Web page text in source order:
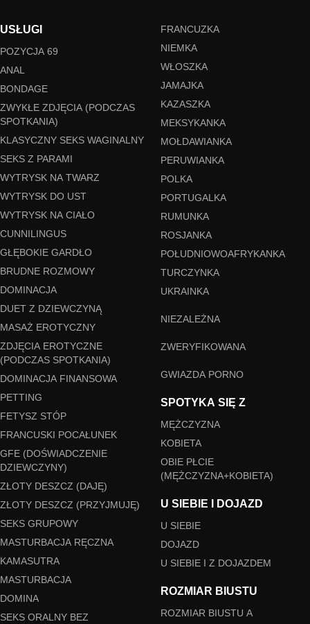
USŁUGI
POZYCJA 69
ANAL
BONDAGE
ZWYKŁE ZDJĘCIA (PODCZAS
SPOTKANIA)
KLASYCZNY SEKS WAGINALNY
SEKS Z PARAMI
WYTRYSK NA TWARZ
WYTRYSK DO UST
WYTRYSK NA CIAŁO
CUNNILINGUS
GŁĘBOKIE GARDŁO
BRUDNE ROZMOWY
DOMINACJA
DUET Z DZIEWCZYNĄ
MASAŻ EROTYCZNY
ZDJĘCIA EROTYCZNE
(PODCZAS SPOTKANIA)
DOMINACJA FINANSOWA
PETTING
FETYSZ STÓP
FRANCUSKI POCAŁUNEK
GFE (DOŚWIADCZENIE
DZIEWCZYNY)
ZŁOTY DESZCZ (DAJĘ)
ZŁOTY DESZCZ (PRZYJMUJĘ)
SEKS GRUPOWY
MASTURBACJA RĘCZNA
KAMASUTRA
MASTURBACJA
DOMINA
SEKS ORALNY BEZ
FRANCUZKA
NIEMKA
WŁOSZKA
JAMAJKA
KAZASZKA
MEKSYKANKA
MOŁDAWIANKA
PERUWIANKA
POLKA
PORTUGALKA
RUMUNKA
ROSJANKA
POŁUDNIOWOAFRYKANKA
TURCZYNKA
UKRAINKA
NIEZALEŻNA
ZWERYFIKOWANA
GWIAZDA PORNO
SPOTYKA SIĘ Z
MĘŻCZYZNA
KOBIETA
OBIE PŁCIE
(MĘŻCZYZNA+KOBIETA)
U SIEBIE I DOJAZD
U SIEBIE
DOJAZD
U SIEBIE I Z DOJAZDEM
ROZMIAR BIUSTU
ROZMIAR BIUSTU A